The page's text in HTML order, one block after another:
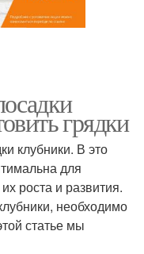
грядки
клубники. В это
для
роста и развития.
необходимо
статье мы